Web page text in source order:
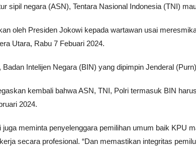
sipil negara (ASN), Tentara Nasional Indonesia (TNI)
oleh Presiden Jokowi kepada wartawan usai
Utara, Rabu 7 Febuari 2024.
Badan Intelijen Negara (BIN) yang dipimpin Jenderal
kembali bahwa ASN, TNI, Polri termasuk BIN
2024.
juga meminta penyelenggara pemilihan umum baik KPU
secara profesional. “Dan memastikan integritas